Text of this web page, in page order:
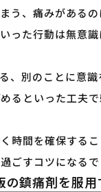
う、痛みがある
った行動は無意
、別のことに意
るといった工夫
時間を確保する
ごすコツになるで
の鎮痛剤を服用